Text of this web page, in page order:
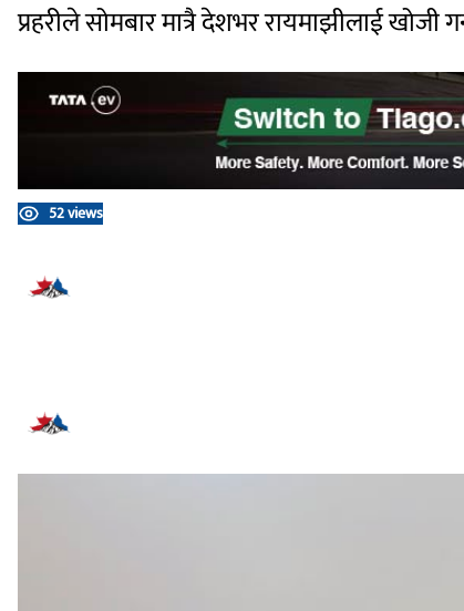
प्रहरीले सोमबार मात्रै देशभर रायमाझीलाई खोजी
52 views